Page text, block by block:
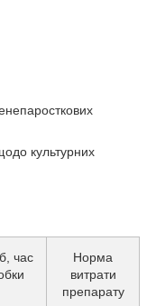
культурних
час
Норма
витрати
препарату